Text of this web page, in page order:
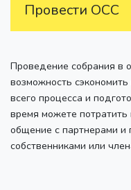
Провести ОСС
Проведение собрания в
возможность
всего процесса и
время можете
общение с партнерами
собственниками или